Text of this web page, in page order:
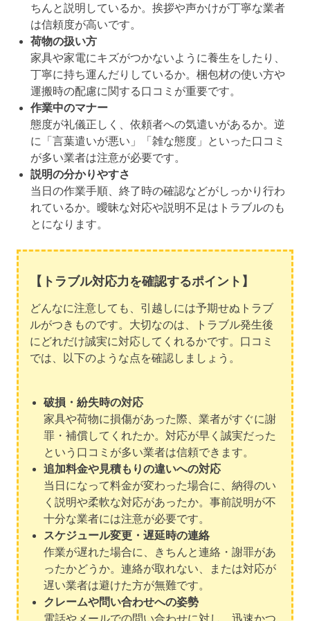
ちんと説明しているか。挨拶や声かけが丁寧な業者
は信頼度が高いです。
荷物の扱い方
家具や家電にキズがつかないように養生をしたり、
丁寧に持ち運んだりしているか。梱包材の使い方や
運搬時の配慮に関する口コミが重要です。
作業中のマナー
態度が礼儀正しく、依頼者への気遣いがあるか。逆
に「言葉遣いが悪い」「雑な態度」といった口コミ
が多い業者は注意が必要です。
説明の分かりやすさ
当日の作業手順、終了時の確認などがしっかり行わ
れているか。曖昧な対応や説明不足はトラブルのも
とになります。
【トラブル対応力を確認するポイント】
どんなに注意しても、引越しには予期せぬトラブ
ルがつきものです。大切なのは、トラブル発生後
にどれだけ誠実に対応してくれるかです。口コミ
では、以下のような点を確認しましょう。
破損・紛失時の対応
家具や荷物に損傷があった際、業者がすぐに謝
罪・補償してくれたか。対応が早く誠実だった
という口コミが多い業者は信頼できます。
追加料金や見積もりの違いへの対応
当日になって料金が変わった場合に、納得のい
く説明や柔軟な対応があったか。事前説明が不
十分な業者には注意が必要です。
スケジュール変更・遅延時の連絡
作業が遅れた場合に、きちんと連絡・謝罪があ
ったかどうか。連絡が取れない、または対応が
遅い業者は避けた方が無難です。
クレームや問い合わせへの姿勢